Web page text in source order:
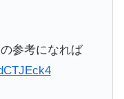
参考になれば